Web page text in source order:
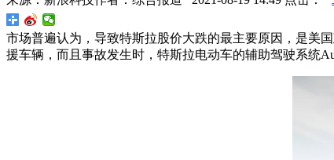
市场普遍认为，导致特斯拉股价大跌的最主要原因，是美
援车辆，而且事故发生时，特斯拉电动车的辅助驾驶系统